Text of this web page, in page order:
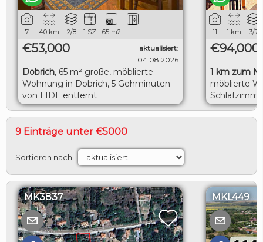
7 40 km 2/8 1 SZ 65 m2
€53,000 aktualisiert:
04.08.2026
Dobrich, 65 m² große, möblierte
Wohnung in Dobrich, 5 Gehminuten
von LIDL entfernt
11 1 km 3/7
€94,000
1 km zum
möblierte
herrlicher
9 Einträge unter €5000
Sortieren nach
MK3837 MKL449